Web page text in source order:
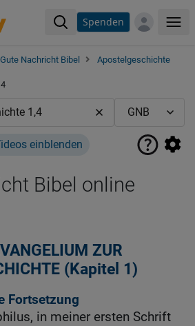
Spenden
Gute Nachricht Bibel
Apostelgeschichte
einblenden
Bibel online
ZUR
(Kapitel 1)
Fortsetzung
in meiner ersten Schrift